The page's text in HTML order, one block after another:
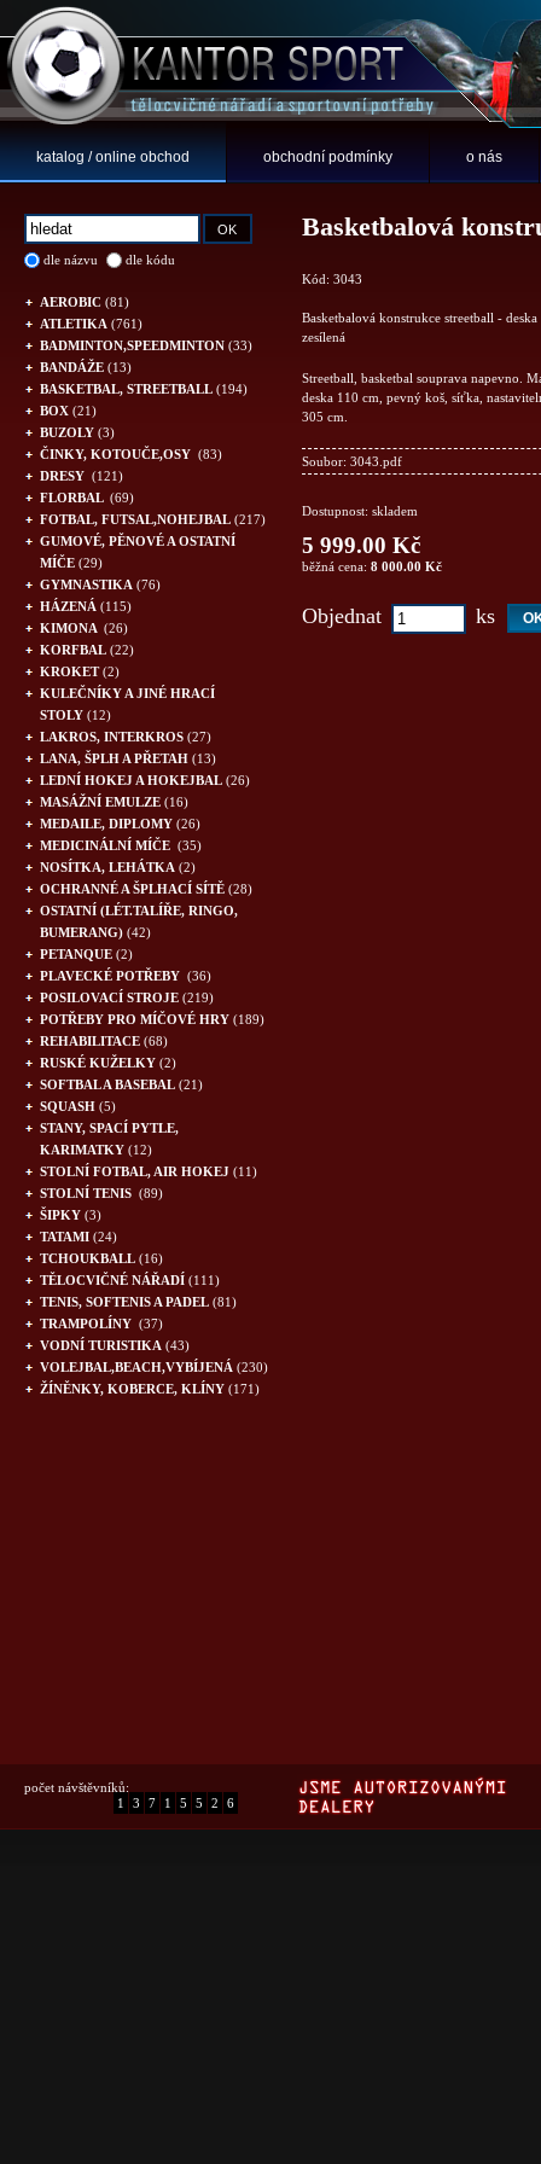
katalog / online obchod obchodní podmínky o nás
dle názvu dle kódu
AEROBIC (81)
ATLETIKA (761)
BADMINTON,SPEEDMINTON (33)
BANDÁŽE (13)
BASKETBAL, STREETBALL (194)
BOX (21)
BUZOLY (3)
ČINKY, KOTOUČE,OSY (83)
DRESY (121)
FLORBAL (69)
FOTBAL, FUTSAL,NOHEJBAL (217)
GUMOVÉ, PĚNOVÉ A OSTATNÍ
MÍČE (29)
GYMNASTIKA (76)
HÁZENÁ (115)
KIMONA (26)
KORFBAL (22)
KROKET(2)
KULEČNÍKY A JINÉ HRACÍ
STOLY (12)
LAKROS, INTERKROS (27)
LANA, ŠPLH A PŘETAH (13)
LEDNÍ HOKEJ A HOKEJBAL (26)
MASÁŽNÍ EMULZE (16)
MEDAILE, DIPLOMY (26)
MEDICINÁLNÍ MÍČE (35)
NOSÍTKA, LEHÁTKA (2)
OCHRANNÉ A ŠPLHACÍ SÍTĚ (28)
OSTATNÍ (LÉT.TALÍŘE, RINGO,
BUMERANG) (42)
PETANQUE (2)
PLAVECKÉ POTŘEBY (36)
POSILOVACÍ STROJE (219)
POTŘEBY PRO MÍČOVÉ HRY (189)
REHABILITACE (68)
RUSKÉ KUŽELKY (2)
SOFTBAL A BASEBAL (21)
SQUASH (5)
STANY, SPACÍ PYTLE,
KARIMATKY (12)
STOLNÍ FOTBAL, AIR HOKEJ (11)
STOLNÍ TENIS (89)
ŠIPKY (3)
TATAMI (24)
TCHOUKBALL (16)
TĚLOCVIČNÉ NÁŘADÍ (111)
TENIS, SOFTENIS A PADEL (81)
TRAMPOLÍNY (37)
VODNÍ TURISTIKA (43)
VOLEJBAL,BEACH,VYBÍJENÁ (230)
ŽÍNĚNKY, KOBERCE, KLÍNY (171)
Basketbalová
Kód: 3043
Basketbalová konstrukce streetball -
zesílená
Streetball, basketbal souprava napevno.
deska 110 cm, pevný koš, síťka,
305 cm.
Soubor: 3043.pdf
Dostupnost: skladem
5 999.00 Kč
běžná cena: 8 000.00 Kč
Objednat ks
počet návštěvníků:
1
3 7 1 5 5 2 6